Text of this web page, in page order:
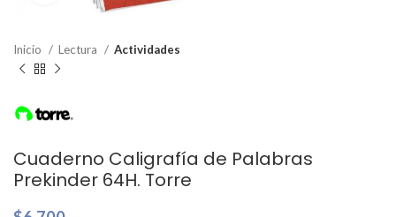
Inicio Lectura Actividades
Cuaderno Caligrafía de Palabras
Prekinder 64H. Torre